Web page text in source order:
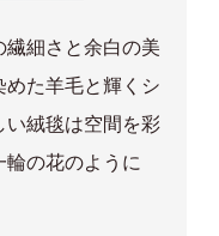
細さと余白の美
た羊毛と輝くシ
絨毯は空間を彩
輪の花のように